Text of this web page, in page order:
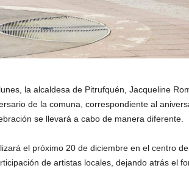
la alcaldesa de Pitrufquén, Jacqueline
de la comuna, correspondiente al
se llevará a cabo de manera diferente.
el próximo 20 de diciembre en el centro
de artistas locales, dejando atrás el